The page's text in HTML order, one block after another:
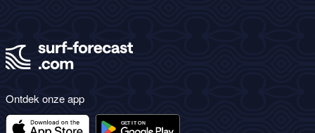
Ontdek onze app